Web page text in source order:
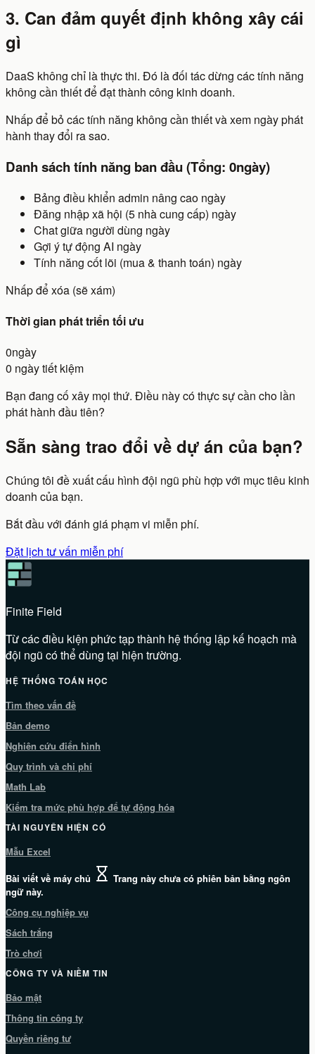
3. Can đảm quyết định không xây cái
gì
DaaS không chỉ là thực thi. Đó là đối tác dừng các tính năng
không cần thiết để đạt thành công kinh doanh.
Nhấp để bỏ các tính năng không cần thiết và xem ngày phát
hành thay đổi ra sao.
Danh sách tính năng ban đầu (Tổng: 0ngày)
Bảng điều khiển admin nâng cao ngày
Đăng nhập xã hội (5 nhà cung cấp) ngày
Chat giữa người dùng ngày
Gợi ý tự động AI ngày
Tính năng cốt lõi (mua & thanh toán) ngày
Nhấp để xóa (sẽ xám)
Thời gian phát triển tối ưu
0ngày
0 ngày tiết kiệm
Bạn đang cố xây mọi thứ. Điều này có thực sự cần cho lần
phát hành đầu tiên?
Sẵn sàng trao đổi về dự án của bạn?
Chúng tôi đề xuất cấu hình đội ngũ phù hợp với mục tiêu kinh
doanh của bạn.
Bắt đầu với đánh giá phạm vi miễn phí.
Đặt lịch tư vấn miễn phí
Finite Field
Từ các điều kiện phức tạp thành hệ thống lập kế hoạch mà
đội ngũ có thể dùng tại hiện trường.
HỆ THỐNG TOÁN HỌC
Tìm theo vấn đề
Bản demo
Nghiên cứu điển hình
Quy trình và chi phí
Math Lab
Kiểm tra mức phù hợp để tự động hóa
TÀI NGUYÊN HIỆN CÓ
Mẫu Excel
Bài viết về máy chủ
Trang này chưa có phiên bản bằng ngôn
ngữ này.
Công cụ nghiệp vụ
Sách trắng
Trò chơi
CÔNG TY VÀ NIỀM TIN
Bảo mật
Thông tin công ty
Quyền riêng tư